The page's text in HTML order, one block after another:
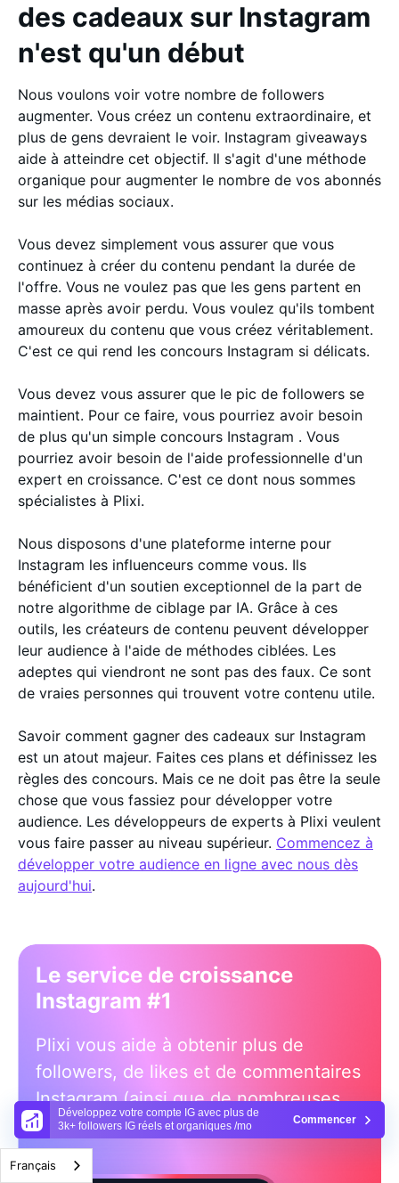
Développez votre compte IG avec plus de
3k+ followers IG réels et organiques /mo
Commencer
des cadeaux sur Instagram
n'est qu'un début
Nous voulons voir votre nombre de followers
augmenter. Vous créez un contenu extraordinaire, et
plus de gens devraient le voir. Instagram giveaways
aide à atteindre cet objectif. Il s'agit d'une méthode
organique pour augmenter le nombre de vos abonnés
sur les médias sociaux.
Vous devez simplement vous assurer que vous
continuez à créer du contenu pendant la durée de
l'offre. Vous ne voulez pas que les gens partent en
masse après avoir perdu. Vous voulez qu'ils tombent
amoureux du contenu que vous créez véritablement.
C'est ce qui rend les concours Instagram si délicats.
Vous devez vous assurer que le pic de followers se
maintient. Pour ce faire, vous pourriez avoir besoin
de plus qu'un simple concours Instagram . Vous
pourriez avoir besoin de l'aide professionnelle d'un
expert en croissance. C'est ce dont nous sommes
spécialistes à Plixi.
Nous disposons d'une plateforme interne pour
Instagram les influenceurs comme vous. Ils
bénéficient d'un soutien exceptionnel de la part de
notre algorithme de ciblage par IA. Grâce à ces
outils, les créateurs de contenu peuvent développer
leur audience à l'aide de méthodes ciblées. Les
adeptes qui viendront ne sont pas des faux. Ce sont
de vraies personnes qui trouvent votre contenu utile.
Savoir comment gagner des cadeaux sur Instagram
est un atout majeur. Faites ces plans et définissez les
règles des concours. Mais ce ne doit pas être la seule
chose que vous fassiez pour développer votre
audience. Les développeurs de experts à Plixi veulent
vous faire passer au niveau supérieur. Commencez à
développer votre audience en ligne avec nous dès
aujourd'hui.
Le service de croissance
Instagram #1
Plixi vous aide à obtenir plus de
followers, de likes et de commentaires
Instagram (ainsi que de nombreuses
autres choses) 10x plus rapidement.
Français